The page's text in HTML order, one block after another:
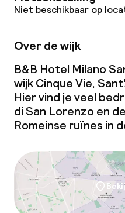
Niet beschikbaar op
Over de wijk
B&B Hotel Milano
wijk Cinque Vie,
Hier vind je veel
di San Lorenzo en
Romeinse ruïnes in